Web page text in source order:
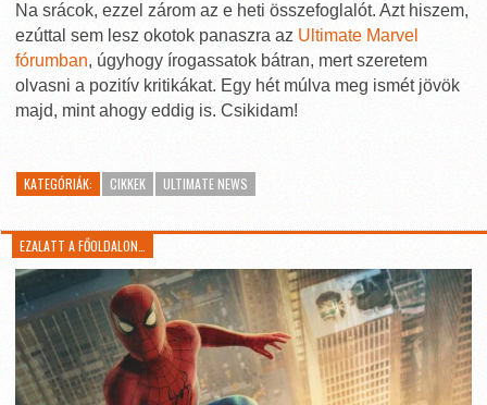
Na srácok, ezzel zárom az e heti összefoglalót. Azt hiszem,
ezúttal sem lesz okotok panaszra az Ultimate Marvel
fórumban, úgyhogy írogassatok bátran, mert szeretem
olvasni a pozitív kritikákat. Egy hét múlva meg ismét jövök
majd, mint ahogy eddig is. Csikidam!
KATEGÓRIÁK: CIKKEK ULTIMATE NEWS
EZALATT A FŐOLDALON…